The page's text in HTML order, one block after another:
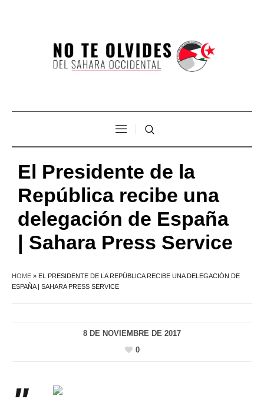
El Presidente de la
República recibe una
delegación de España
| Sahara Press Service
HOME » EL PRESIDENTE DE LA REPÚBLICA RECIBE UNA DELEGACIÓN DE
ESPAÑA | SAHARA PRESS SERVICE
8 DE NOVIEMBRE DE 2017
0